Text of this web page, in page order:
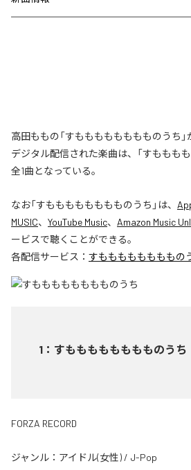
高田ももの「すもももももももものうち
デジタル配信された楽曲は、「すももも
全1曲となっている。
なお「すもももももももものうち 」は、
MUSIC、 YouTube Music、 Amazon Music
ービスで聴くことができる。
各配信サービス： すももももももももの
1 ： すもももももももものうち
FORZA RECORD
ジャンル： アイドル(女性) / J-Pop